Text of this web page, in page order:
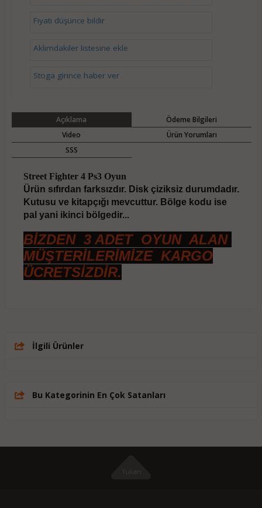
Fiyatı düşünce bildir
Aklımdakiler listesine ekle
Stoga girince haber ver
Açıklama
Ödeme Bilgileri
Video
Ürün Yorumları
SSS
Street Fighter 4 Ps3 Oyun
Ürün sıfırdan farksızdır. Disk çiziksiz durumdadır.
Kutusu ve kitapçığı mevcuttur. Bölge kodu ise
pal yani ikinci bölgedir...
BİZDEN 3 ADET OYUN ALAN
MÜŞTERİLERİMİZE KARGO
ÜCRETSİZDİR.
İlgili Ürünler
Bu Kategorinin En Çok Satanları